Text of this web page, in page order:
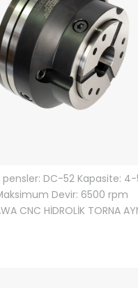
pensler: DC-52 Kapasite:
Devir: 6500 rpm
CNC HİDROLİK TORNA